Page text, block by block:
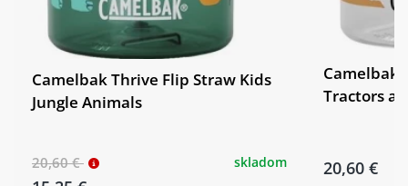
Camelbak Thrive Flip Straw Kids
Jungle Animals
20,60 € skladom
Camelbak
Tractors
20,60 €